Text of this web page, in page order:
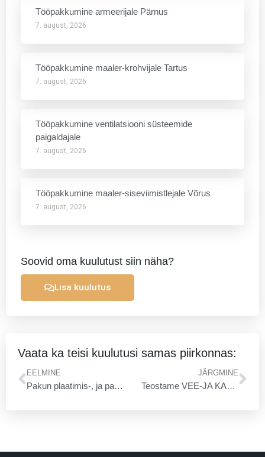
Tööpakkumine armeerijale Pärnus
7. august, 2026
Tööpakkumine maaler-krohvijale Tartus
7. august, 2026
Tööpakkumine ventilatsiooni süsteemide
paigaldajale
7. august, 2026
Tööpakkumine maaler-siseviimistlejale Võrus
7. august, 2026
Soovid oma kuulutust siin näha?
Lisa kuulutus
Vaata ka teisi kuulutusi samas piirkonnas:
Prev
EELMINE
Pakun plaatimis-, ja parketipaigaldust ning sauna, terasside ehitust
JÄRGMINE
Teostame VEE-JA KANALISATSIOONITRASSIDE ehitustöid